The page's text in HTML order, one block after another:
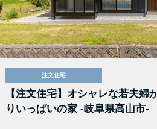
注文住宅
【注文住宅】オシャレな若夫婦
りいっぱいの家 -岐阜県高山市-